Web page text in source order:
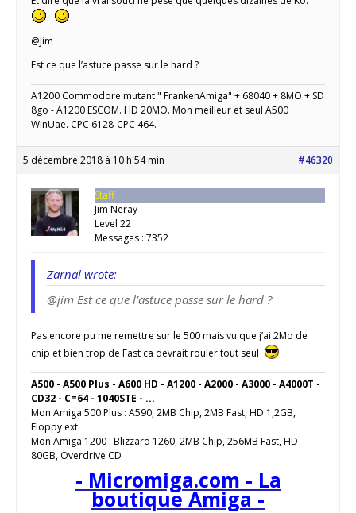
@Jim
Est ce que l’astuce passe sur le hard ?
A1200 Commodore mutant " FrankenAmiga" + 68040 + 8MO + SD
8go - A1200 ESCOM. HD 20MO. Mon meilleur et seul A500 :
WinUae. CPC 6128-CPC 464.
5 décembre 2018 à 10 h 54 min #46320
Staff
Jim Neray
Level 22
Messages : 7352
Zarnal wrote:
@jim Est ce que l’astuce passe sur le hard ?
Pas encore pu me remettre sur le 500 mais vu que j’ai 2Mo de
chip et bien trop de Fast ca devrait rouler tout seul
A500 - A500 Plus - A600 HD - A1200 - A2000 - A3000 - A4000T -
CD32 - C=64 - 1040STE - ...
Mon Amiga 500 Plus : A590, 2MB Chip, 2MB Fast, HD 1,2GB,
Floppy ext.
Mon Amiga 1200 : Blizzard 1260, 2MB Chip, 256MB Fast, HD
80GB, Overdrive CD
- Micromiga.com - La
boutique Amiga -